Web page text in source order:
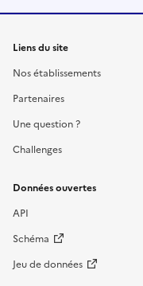
Liens du site
Nos établissements
Partenaires
Une question ?
Challenges
Données ouvertes
API
Schéma
Jeu de données